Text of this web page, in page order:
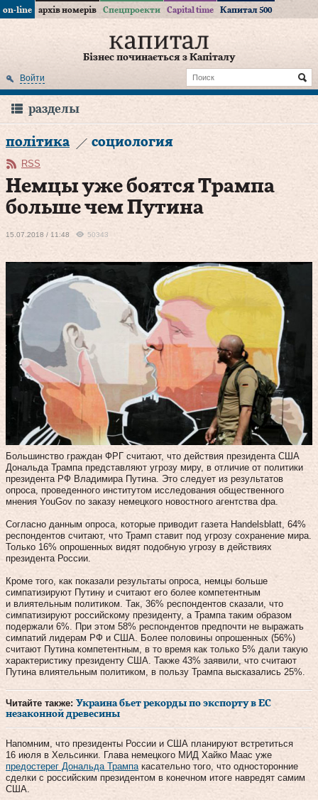
on-line архів номерів Спецпроекти Capital time Капитал 500
Бізнес починається з Капіталу
Войти
разделы
політика социология
RSS
Немцы уже боятся Трампа
больше чем Путина
15.07.2018 / 11:48 50343
Большинство граждан ФРГ считают, что действия президента США
Дональда Трампа представляют угрозу миру, в отличие от политики
президента РФ Владимира Путина. Это следует из результатов
опроса, проведенного институтом исследования общественного
мнения YouGov по заказу немецкого новостного агентства dpa.
Согласно данным опроса, которые приводит газета Handelsblatt, 64%
респондентов считают, что Трамп ставит под угрозу сохранение мира.
Только 16% опрошенных видят подобную угрозу в действиях
президента России.
Кроме того, как показали результаты опроса, немцы больше
симпатизируют Путину и считают его более компетентным
и влиятельным политиком. Так, 36% респондентов сказали, что
симпатизируют российскому президенту, а Трампа таким образом
подержали 6%. При этом 58% респондентов предпочти не выражать
симпатий лидерам РФ и США. Более половины опрошенных (56%)
считают Путина компетентным, в то время как только 5% дали такую
характеристику президенту США. Также 43% заявили, что считают
Путина влиятельным политиком, в пользу Трампа высказались 25%.
Читайте также: Украина бьет рекорды по экспорту в ЕС
незаконной древесины
Напомним, что президенты России и США планируют встретиться
16 июля в Хельсинки. Глава немецкого МИД Хайко Маас уже
предостерег Дональда Трампа касательно того, что односторонние
сделки с российским президентом в конечном итоге навредят самим
США.